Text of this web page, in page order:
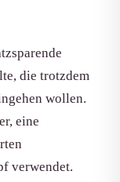
die trotzdem
wollen.
eine
verwendet.